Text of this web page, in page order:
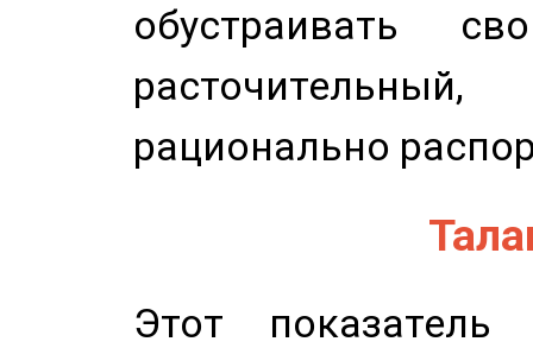
обустраивать
рационально
Этот показатель